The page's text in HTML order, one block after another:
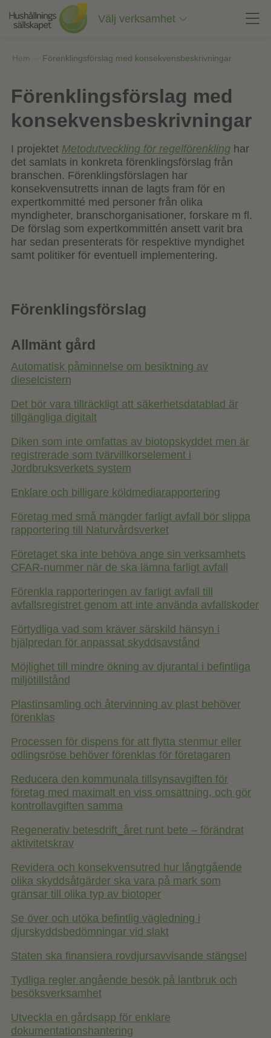
innehåll
Välj verksamhet
Hem Förenklingsförslag med konsekvensbeskrivningar
Förenklingsförslag med
konsekvensbeskrivningar
I projektet Metodutveckling för regelförenkling har
det samlats in konkreta förenklingsförslag från
branschen. Förenklingsförslagen har
konsekvensutretts innan de lagts fram för en
expertkommitté med personer från olika
myndigheter, branschorganisationer, forskare m fl.
De förslag som expertkommittén ansett varit bra
har sedan presenterats för respektive myndighet
samt politiker för eventuell implementering.
Förenklingsförslag
Allmänt gård
Automatisk påminnelse om besiktning av
dieselcistern
Det bör vara tillräckligt att säkerhetsdatablad är
tillgängliga digitalt
Diken som inte omfattas av biotopskyddet men är
registrerade som tvärvillkorselement i
Jordbruksverkets system
Enklare och billigare köldmediarapportering
Företag med små mängder farligt avfall bör slippa
rapportering till Naturvårdsverket
Företaget ska inte behöva ange sin verksamhets
CFAR-nummer när de ska lämna farligt avfall
Förenkla rapporteringen av farligt avfall till
avfallsregistret genom att inte använda avfallskoder
Förtydliga vad som kräver särskild hänsyn i
hjälpredan för anpassat skyddsavstånd
Möjlighet till mindre ökning av djurantal i befintliga
miljötillstånd
Plastinsamling och återvinning av plast behöver
förenklas
Processen för dispens för att flytta stenmur eller
odlingsröse behöver förenklas för företagaren
Reducera den kommunala tillsynsavgiften för
företag med maximalt en viss omsättning, och gör
kontrollavgiften samma
Regenerativ betesdrift_året runt bete – förändrat
aktivitetskrav
Revidera och konsekvensutred hur långtgående
olika skyddsåtgärder ska vara på mark som
gränsar till olika typ av biotoper
Se över och utöka befintlig vägledning i
djurskyddsbedömningar vid slakt
Staten ska finansiera rovdjursavvisande stängsel
Tydliga regler angående besök på lantbruk och
besöksverksamhet
Utveckla en gårdsapp för enklare
dokumentationshantering